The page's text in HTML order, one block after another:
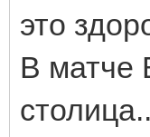
это
В матче